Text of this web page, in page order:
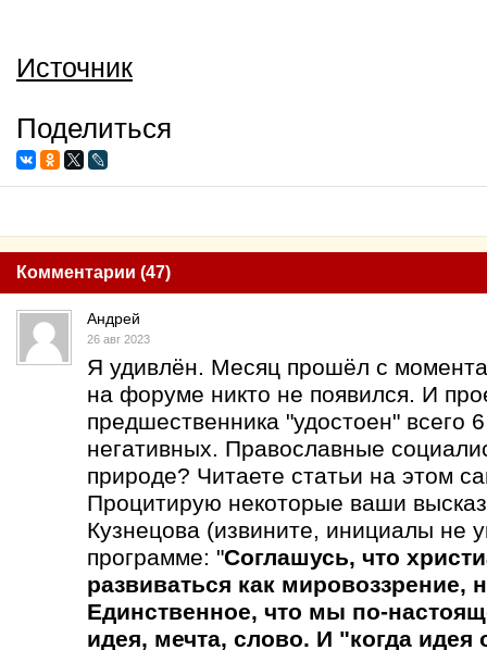
Источник
Поделиться
Комментарии (47)
Андрей
26 авг 2023
Я удивлён. Месяц прошёл с
на форуме никто не появился. И
предшественника "удостоен" всего
негативных. Православные
природе? Читаете статьи на этом
Процитирую некоторые ваши
Кузнецова (извините, инициалы не
программе: "Соглашусь, что
развиваться как мировоззрение,
Единственное, что мы по-
идея, мечта, слово. И "когда